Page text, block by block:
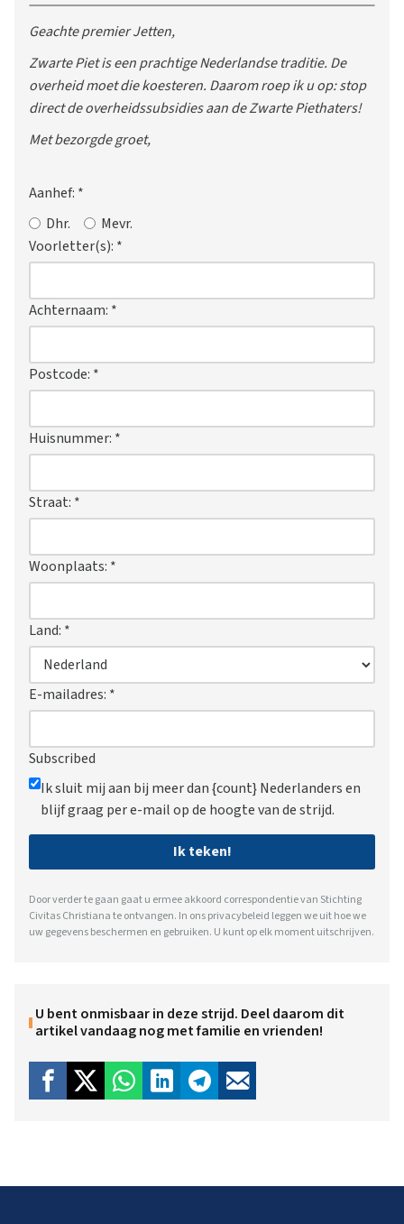
Geachte premier Jetten,
Zwarte Piet is een prachtige Nederlandse traditie. De
overheid moet die koesteren. Daarom roep ik u op: stop
direct de overheidssubsidies aan de Zwarte Piethaters!
Met bezorgde groet,
Aanhef: *
Dhr.
Mevr.
Voorletter(s): *
Achternaam: *
Postcode: *
Huisnummer: *
Straat: *
Woonplaats: *
Land: *
E-mailadres: *
Subscribed
Ik sluit mij aan bij meer dan {count} Nederlanders en
blijf graag per e-mail op de hoogte van de strijd.
Ik teken!
Door verder te gaan gaat u ermee akkoord correspondentie van Stichting
Civitas Christiana te ontvangen. In onsprivacybeleid leggen we uit hoe we
uw gegevens beschermen en gebruiken. U kunt op elk moment uitschrijven.
U bent onmisbaar in deze strijd. Deel daarom dit
artikel vandaag nog met familie en vrienden!